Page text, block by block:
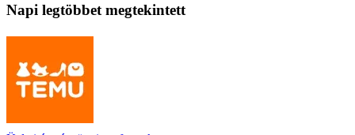
Napi legtöbbet megtekintett